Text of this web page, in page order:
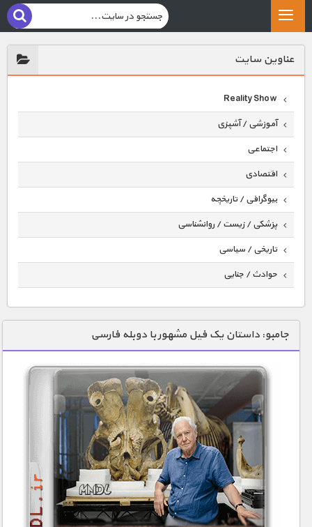
عناوين سايت
Reality Show
آموزشی / آشپزی
اجتماعی
اقتصادی
بیوگرافی / تاریخچه
پزشکی / زیست / روانشناسی
تاریخی / سیاسی
حوادث / جنایی
دنیای خوراکی ها
زمین شناسی / محیط زیست
سازه/ معماری/ مهندسی
سرگرمی
شناخت کودکان
علم و فناوری
فرهنگ / هنر
جامبو: داستان یک فیل مشهور‎ با دوبله فارسی